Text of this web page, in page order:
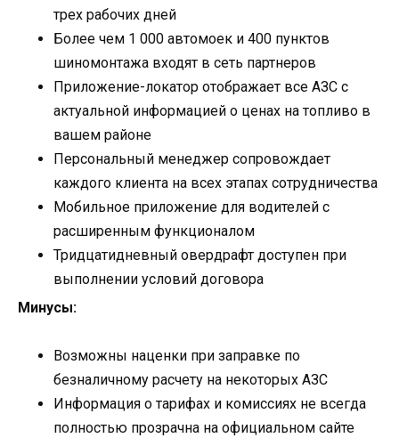
трех рабочих дней
Более чем 1 000 автомоек и 400 пунктов
шиномонтажа входят в сеть партнеров
Приложение-локатор отображает все АЗС с
актуальной информацией о ценах на топливо в
вашем районе
Персональный менеджер сопровождает
каждого клиента на всех этапах сотрудничества
Мобильное приложение для водителей с
расширенным функционалом
Тридцатидневный овердрафт доступен при
выполнении условий договора
Минусы:
Возможны наценки при заправке по
безналичному расчету на некоторых АЗС
Информация о тарифах и комиссиях не всегда
полностью прозрачна на официальном сайте